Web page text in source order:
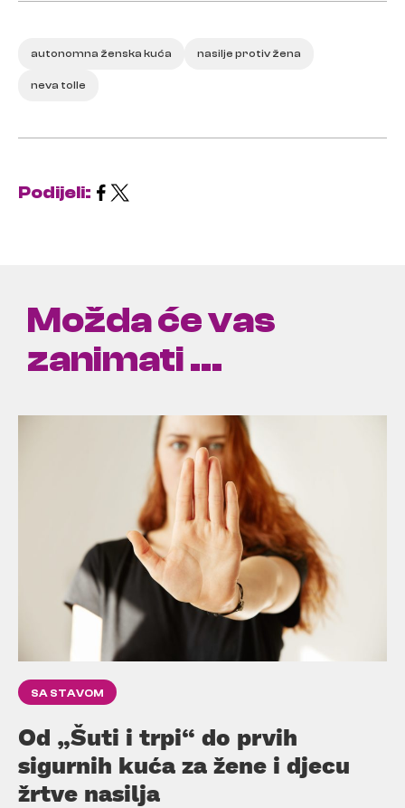
autonomna ženska kuća nasilje protiv žena
neva tolle
Podijeli:
Možda će vas
zanimati ...
SA STAVOM
Od „Šuti i trpi“ do prvih
sigurnih kuća za žene i djecu
žrtve nasilja